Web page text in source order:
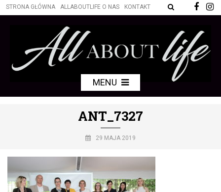
STRONA GŁÓWNA ALLABOUTLIFE O NAS KONTAKT
MENU
ANT_7327
29 MAJA 2019